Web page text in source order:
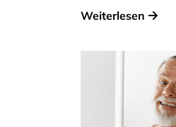
Weiterlesen